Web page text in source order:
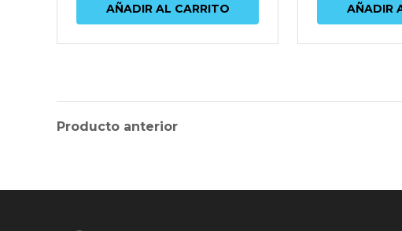
AÑADIR AL CARRITO AÑADIR
Producto anterior